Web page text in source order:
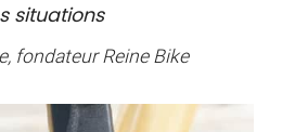
situations
fondateur Reine Bike